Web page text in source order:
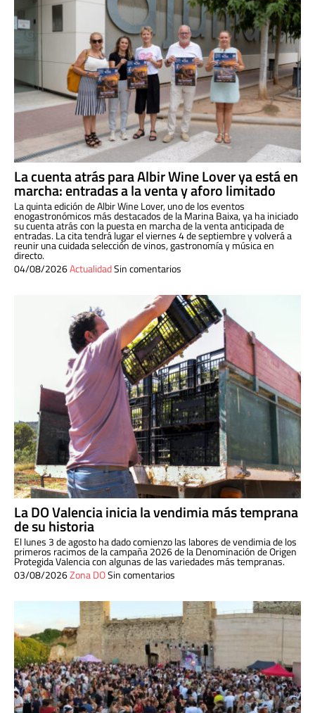
La cuenta atrás para Albir Wine Lover ya está en
marcha: entradas a la venta y aforo limitado
La quinta edición de Albir Wine Lover, uno de los eventos
enogastronómicos más destacados de la Marina Baixa, ya ha iniciado
su cuenta atrás con la puesta en marcha de la venta anticipada de
entradas. La cita tendrá lugar el viernes 4 de septiembre y volverá a
reunir una cuidada selección de vinos, gastronomía y música en
directo.
04/08/2026ActualidadSin comentarios
La DO Valencia inicia la vendimia más temprana
de su historia
El lunes 3 de agosto ha dado comienzo las labores de vendimia de los
primeros racimos de la campaña 2026 de la Denominación de Origen
Protegida Valencia con algunas de las variedades más tempranas.
03/08/2026Zona DOSin comentarios